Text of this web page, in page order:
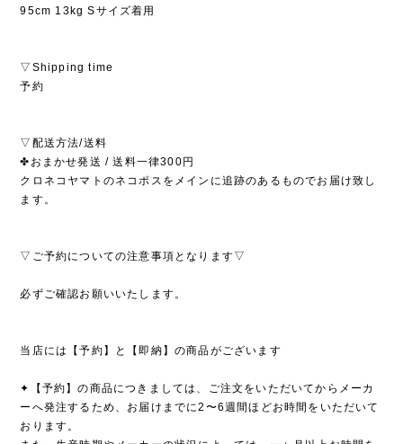
95cm 13kg Sサイズ着用
▽Shipping time
予約
▽配送方法/送料
✤おまかせ発送 / 送料一律300円
クロネコヤマトのネコポスをメインに追跡のあるものでお届け致し
ます。
▽ご予約についての注意事項となります▽
必ずご確認お願いいたします。
当店には【予約】と【即納】の商品がございます
✦【予約】の商品につきましては、ご注文をいただいてからメーカ
ーへ発注するため、お届けまでに2〜6週間ほどお時間をいただいて
おります。